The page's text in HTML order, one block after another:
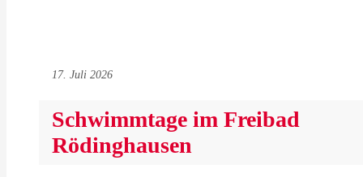
17. Juli 2026
Schwimmtage im Freibad
Rödinghausen